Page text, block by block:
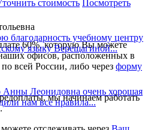
стоимость Посмотреть
60%, которую Вы можете
офисов, расположенных в
всей России, либо через форму
мы начинаем работать
благодарность учебному центру
языку Верещагиной...
Анны Леонидовна очень хорошая
нам все нравила...